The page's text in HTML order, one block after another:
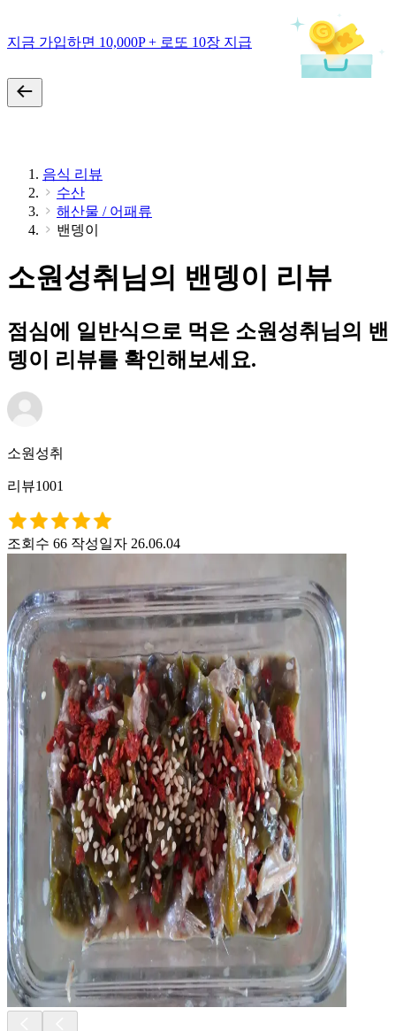
지금 가입하면 10,000P + 로또 10장 지급
음식 리뷰
수산
해산물 / 어패류
밴뎅이
소원성취님의 밴뎅이 리뷰
점심에 일반식으로 먹은 소원성취님의 밴
뎅이 리뷰를 확인해보세요.
소원성취
리뷰1001
조회수 66 작성일자 26.06.04